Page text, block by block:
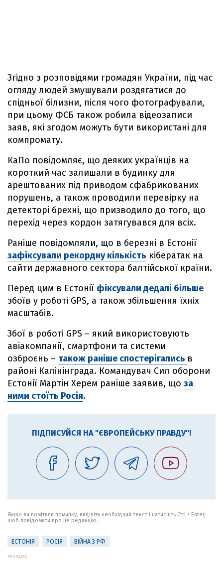
Згідно з розповідями громадян України, під час
огляду людей змушували роздягатися до
спідньої білизни, після чого фотографували,
при цьому ФСБ також робила відеозаписи
заяв, які згодом можуть бути використані для
компромату.
КаПо повідомляє, що деяких українців на
короткий час залишали в будинку для
арештованих під приводом сфабрикованих
порушень, а також проводили перевірку на
детекторі брехні, що призводило до того, що
перехід через кордон затягувався для всіх.
Раніше повідомляли, що в березні в Естонії
зафіксували рекордну кількість кібератак на
сайти державного сектора балтійської країни.
Перед цим в Естонії фіксували дедалі більше
збоїв у роботі GPS, а також збільшення їхніх
масштабів.
Збої в роботі GPS – який використовують
авіакомпанії, смартфони та системи
озброєнь – також раніше спостерігались в
районі Калінінграда. Командувач Сил оборони
Естонії Мартін Херем раніше заявив, що за
ними стоїть Росія.
ПІДПИСУЙСЯ НА "ЄВРОПЕЙСЬКУ ПРАВДУ"!
Якщо ви помітили помилку, виділіть необхідний текст і натисніть Ctrl + Enter,
щоб повідомити про це редакцію.
ЕСТОНІЯ РОСІЯ ВІЙНА З РФ
РЕКЛАМА: